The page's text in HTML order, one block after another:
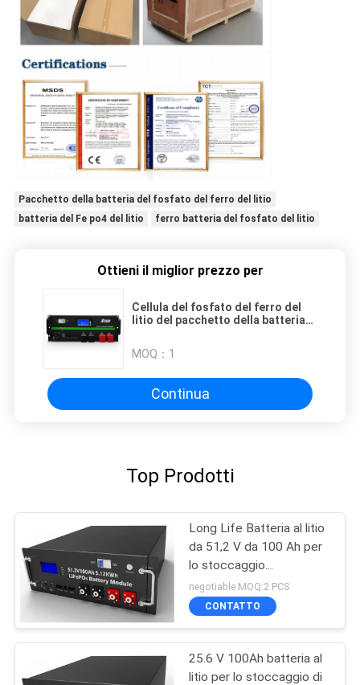
Pacchetto della batteria del fosfato del ferro del litio
batteria del Fe po4 del litio
ferro batteria del fosfato del litio
Ottieni il miglior prezzo per
Cellula del fosfato del ferro del
litio del pacchetto della batteria
MOQ： 1
Continua
Top Prodotti
Long Life Batteria al litio
da 51,2 V da 100 Ah per
lo stoccaggio
dell'energia
negotiable MOQ:2 PCS
CONTATTO
25.6 V 100Ah batteria al
litio per lo stoccaggio di